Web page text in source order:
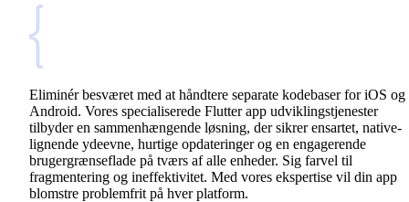
Eliminér besværet med at håndtere separate kodebaser for iOS og
Android. Vores specialiserede Flutter app udviklingstjenester
tilbyder en sammenhængende løsning, der sikrer ensartet, native-
lignende ydeevne, hurtige opdateringer og en engagerende
brugergrænseflade på tværs af alle enheder. Sig farvel til
fragmentering og ineffektivitet. Med vores ekspertise vil din app
blomstre problemfrit på hver platform.